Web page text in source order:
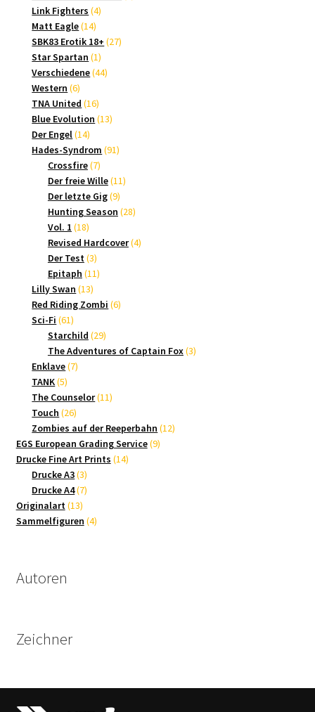
Link Fighters 44
Matt Eagle 1414
Produkte
SBK83 Erotik 18+ 2727
Star Spartan 11
Produkt
Verschiedene 4444
Western 66
Produkte
TNA United 1616
Produkte
Blue Evolution 1313
Der Engel 1414
Produkte
Hades-Syndrom 9191
Crossfire 77
Produkte
Der freie Wille 1111
Der letzte Gig 99
Produkte
Hunting Season 2828
Vol. 1 1818
Produkte
Revised Hardcover 44
Der Test 33
Produkte
Epitaph 1111
Lilly Swan 1313
Produkte
Red Riding Zombi 66
Sci-Fi 6161
Produkte
Starchild 2929
Produkte
The Adventures of Captain Fox 33
Enklave 77
TANK 55
Produkte
The Counselor 1111
Touch 2626
Produkte
Zombies auf der Reeperbahn 1212
EGS European Grading Service 99
Drucke Fine Art Prints 1414
Drucke A3 33
Produkte
Drucke A4 77
Originalart 1313
Produkte
Sammelfiguren 44
Autoren
Zeichner